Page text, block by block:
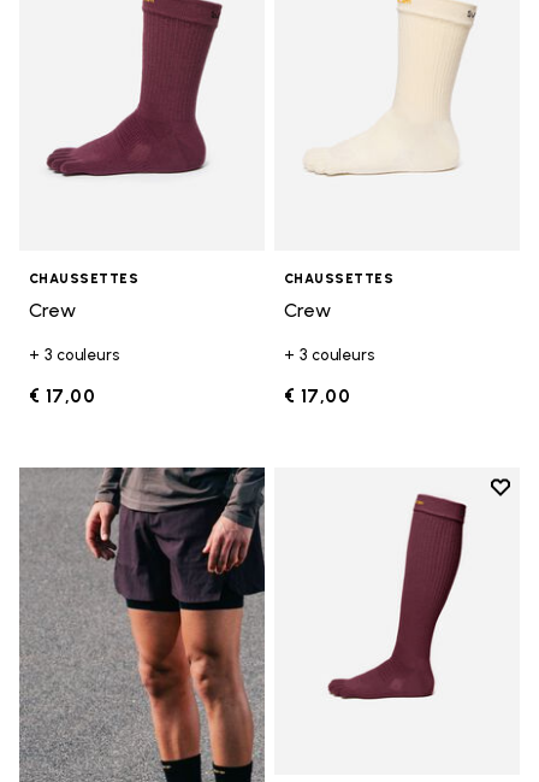
CHAUSSETTES
Crew
+ 3 couleurs
€ 17,00
CHAUSSETTES
Crew
+ 3 couleurs
€ 17,00
Add